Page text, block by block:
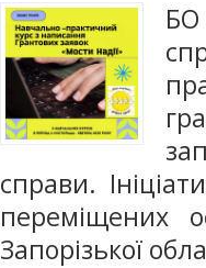
БО
справи.
переміщених
Запорізької